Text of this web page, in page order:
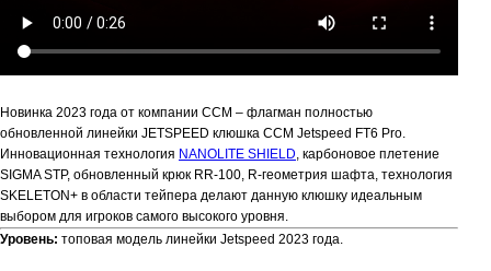
Новинка 2023 года от компании CCM – флагман полностью
обновленной линейки JETSPEED клюшка CCM Jetspeed FT6 Pro.
Инновационная технология NANOLITE SHIELD, карбоновое плетение
SIGMA STP, обновленный крюк RR-100, R-геометрия шафта, технология
SKELETON+ в области тейпера делают данную клюшку идеальным
выбором для игроков самого высокого уровня.
Уровень: топовая модель линейки Jetspeed 2023 года.